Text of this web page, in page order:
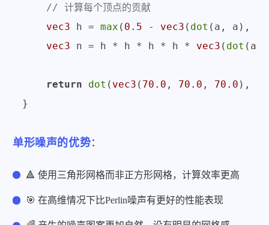
// 计算每个顶点的贡献
vec3 h = max ( 0.5 - vec3 ( dot (a, a),
vec3 n = h * h * h * h * vec3 ( dot (a,
return dot ( vec3 ( 70.0 , 70.0 , 70.0 ),
单形噪声的优势：
🔺 使用三角形网格而非正方形网格，计算效率更高
🎯 在高维情况下比Perlin噪声有更好的性能表现